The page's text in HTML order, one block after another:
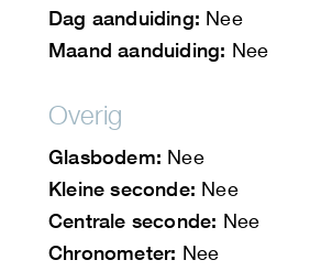
Dag aanduiding: Nee
Maand aanduiding: Nee
Overig
Glasbodem: Nee
Kleine seconde: Nee
Centrale seconde: Nee
Chronometer: Nee